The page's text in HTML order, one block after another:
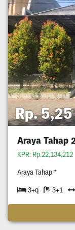
Rp.
Araya Tahap
KPR: Rp.22,134,212
Araya Tahap *
3+q 3+1